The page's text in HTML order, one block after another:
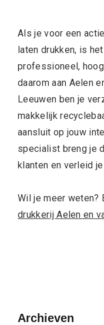
Als je voor een
laten drukken, is
professioneel,
daarom aan Aelen
Leeuwen ben je
makkelijk
aansluit op jouw
specialist breng je
klanten en verleid
Wil je meer weten?
drukkerij Aelen en
Archieven